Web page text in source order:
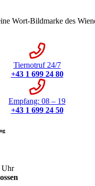
Wort-Bildmarke des
Tiernotruf 24/7
+43 1 699 24 80
Empfang: 08 – 19
+43 1 699 24 50
Uhr